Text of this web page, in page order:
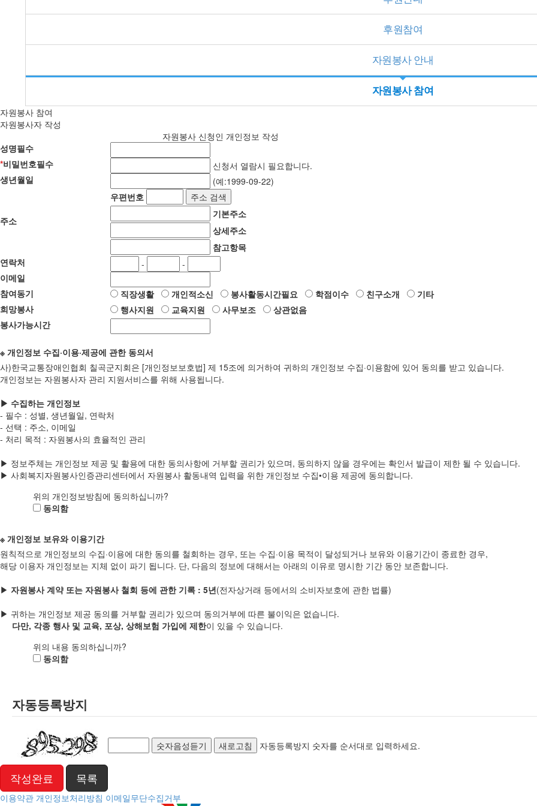
후원참여
자원봉사 안내
자원봉사 참여
자원봉사 참여
자원봉사자 작성
자원봉사 신청인 개인정보 작성
성명필수
*비밀번호필수
신청서 열람시 필요합니다.
생년월일
(예:1999-09-22)
주소
우편번호
주소 검색
기본주소
상세주소
참고항목
연락처
-
-
이메일
참여동기
직장생활 개인적소신 봉사활동시간필요 학점이수 친구소개
기타
희망봉사
행사지원 교육지원 사무보조
상관없음
봉사가능시간
※ 개인정보 수집·이용·제공에 관한 동의서
사)한국교통장애인협회 칠곡군지회은 [개인정보보호법] 제 15조에 의거하여 귀하의 개인정보 수집·이용함에 있어 동의를 받고 있습니다.
개인정보는 자원봉사자 관리 지원서비스를 위해 사용됩니다.
▶ 수집하는 개인정보
- 필수 : 성별, 생년월일, 연락처
- 선택 : 주소, 이메일
- 처리 목적 : 자원봉사의 효율적인 관리
▶ 정보주체는 개인정보 제공 및 활용에 대한 동의사항에 거부할 권리가 있으며, 동의하지 않을 경우에는 확인서 발급이 제한 될 수 있습니다.
▶ 사회복지자원봉사인증관리센터에서 자원봉사 활동내역 입력을 위한 개인정보 수집•이용 제공에 동의합니다.
위의 개인정보방침에 동의하십니까?
동의함
※ 개인정보 보유와 이용기간
원칙적으로 개인정보의 수집·이용에 대한 동의를 철회하는 경우, 또는 수집·이용 목적이 달성되거나 보유와 이용기간이 종료한 경우,
해당 이용자 개인정보는 지체 없이 파기 됩니다. 단, 다음의 정보에 대해서는 아래의 이유로 명시한 기간 동안 보존합니다.
▶ 자원봉사 계약 또는 자원봉사 철회 등에 관한 기록 : 5년(전자상거래 등에서의 소비자보호에 관한 법률)
▶ 귀하는 개인정보 제공 동의를 거부할 권리가 있으며 동의거부에 따른 불이익은 없습니다.
다만, 각종 행사 및 교육, 포상, 상해보험 가입에 제한이 있을 수 있습니다.
위의 내용 동의하십니까?
동의함
자동등록방지
숫자음성듣기 새로고침 자동등록방지 숫자를 순서대로 입력하세요.
목록
이용약관 개인정보처리방침 이메일무단수집거부